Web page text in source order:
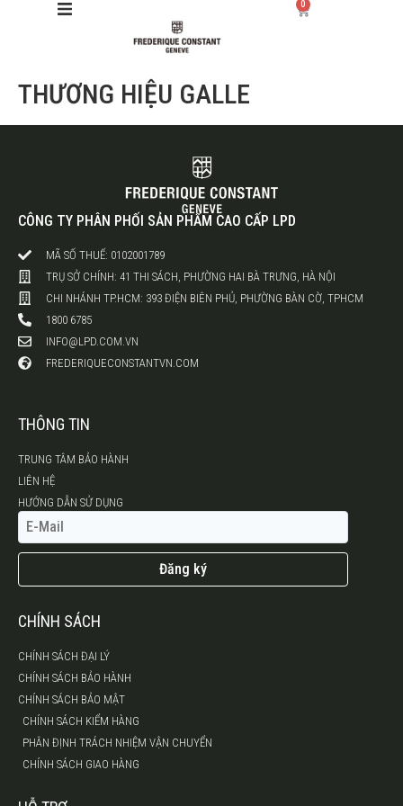
Giới thiệu
Dịch vụ
Store
0
THƯƠNG HIỆU GALLE
CÔNG TY PHÂN PHỐI SẢN PHẨM CAO CẤP LPD
MÃ SỐ THUẾ: 0102001789
TRỤ SỞ CHÍNH: 41 THI SÁCH, PHƯỜNG HAI BÀ TRƯNG, HÀ NỘI
CHI NHÁNH TP.HCM: 393 ĐIỆN BIÊN PHỦ, PHƯỜNG BÀN CỜ, TPHCM
1800 6785
INFO@LPD.COM.VN
FREDERIQUECONSTANTVN.COM
THÔNG TIN
TRUNG TÂM BẢO HÀNH
LIÊN HỆ
HƯỚNG DẪN SỬ DỤNG
Đăng ký
CHÍNH SÁCH
CHÍNH SÁCH ĐẠI LÝ
CHÍNH SÁCH BẢO HÀNH
CHÍNH SÁCH BẢO MẬT
CHÍNH SÁCH KIỂM HÀNG
PHÂN ĐỊNH TRÁCH NHIỆM VẬN CHUYỂN
CHÍNH SÁCH GIAO HÀNG